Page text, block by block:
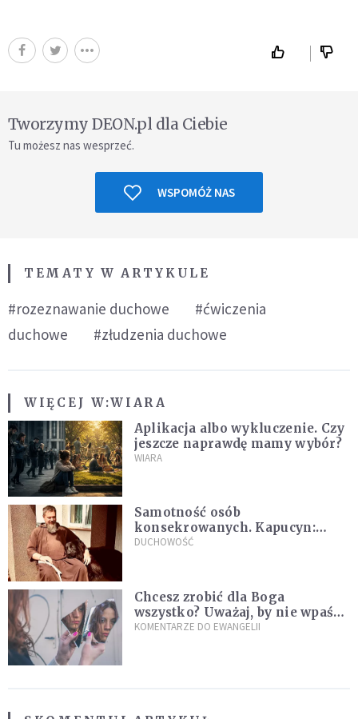
Tworzymy DEON.pl dla Ciebie
Tu możesz nas wesprzeć.
WSPOMÓŻ NAS
TEMATY W ARTYKULE
#rozeznawanie duchowe
#ćwiczenia
duchowe
#złudzenia duchowe
WIĘCEJ W:WIARA
Aplikacja albo wykluczenie. Czy
jeszcze naprawdę mamy wybór?
WIARA
Samotność osób
konsekrowanych. Kapucyn:
Życie w pojedynkę rzadko jest
DUCHOWOŚĆ
Chcesz zrobić dla Boga
wszystko? Uważaj, by nie wpaść
w groźną pułapkę
KOMENTARZE DO EWANGELII